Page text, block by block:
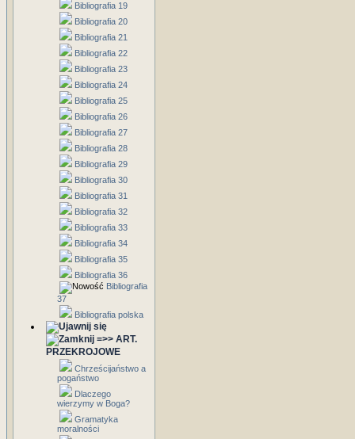
Bibliografia 19
Bibliografia 20
Bibliografia 21
Bibliografia 22
Bibliografia 23
Bibliografia 24
Bibliografia 25
Bibliografia 26
Bibliografia 27
Bibliografia 28
Bibliografia 29
Bibliografia 30
Bibliografia 31
Bibliografia 32
Bibliografia 33
Bibliografia 34
Bibliografia 35
Bibliografia 36
Bibliografia
37
Bibliografia polska
=>> ART.
PRZEKROJOWE
Chrześcijaństwo a
pogaństwo
Dlaczego
wierzymy w Boga?
Gramatyka
moralności